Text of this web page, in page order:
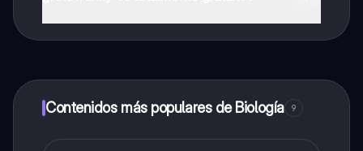
a determinadas funciones.
Contenidos más populares de Biología 9